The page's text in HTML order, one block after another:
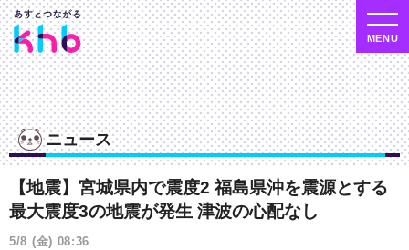
ニュース
【地震】宮城県内で震度2 福島県沖を震源とする
最大震度3の地震が発生 津波の心配なし
5/8 (金) 08:36